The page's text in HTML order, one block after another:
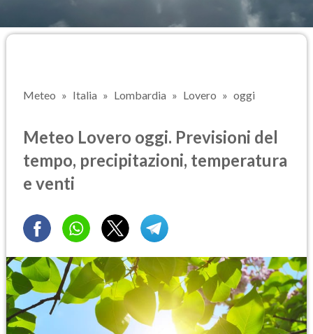
Meteo Italia Lombardia Lovero oggi
Meteo Lovero oggi. Previsioni del
tempo, precipitazioni, temperatura
e venti